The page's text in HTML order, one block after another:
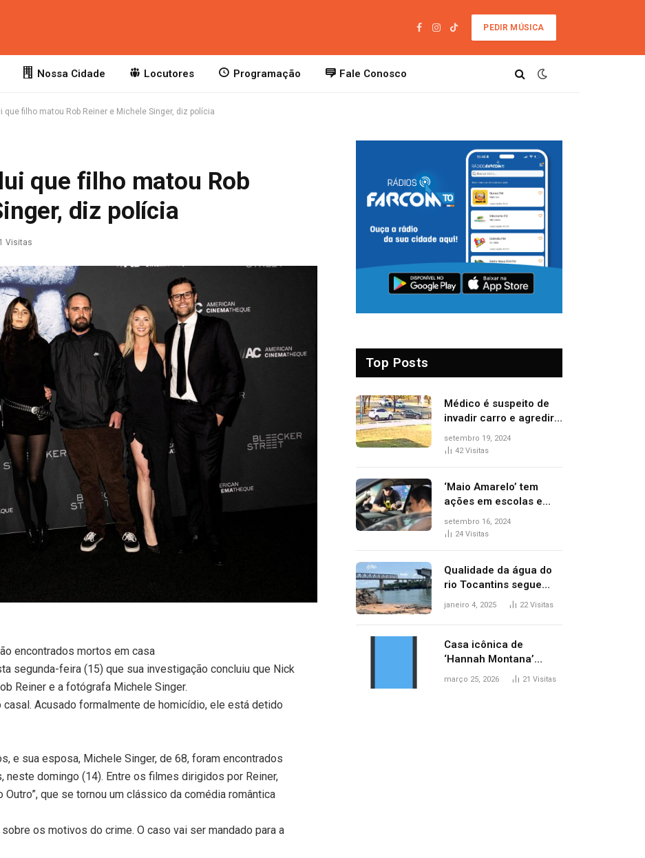
Facebook
Instagram
TikTok
PEDIR MÚSICA
Nossa Cidade Locutores Programação Fale Conosco
que filho matou Rob Reiner e Michele Singer, diz polícia
que filho matou Rob
diz polícia
1 Visitas
encontrados mortos em casa
segunda-feira (15) que sua investigação concluiu que Nick
Reiner e a fotógrafa Michele Singer.
Acusado formalmente de homicídio, ele está detido
e sua esposa, Michele Singer, de 68, foram encontrados
neste domingo (14). Entre os filmes dirigidos por Reiner,
Outro”, que se tornou um clássico da comédia romântica
os motivos do crime. O caso vai ser mandado para a
Top Posts
Médico é suspeito de
invadir carro e agredir
delegado aposentado
durante confusão no
setembro 19, 2024
42Visitas
‘Maio Amarelo’ tem
ações em escolas e
ruas para prevenir
acidentes no trânsito
setembro 16, 2024
24 Visitas
Qualidade da água do
rio Tocantins segue
sem indicar alterações
afirma ANA
janeiro 4, 2025 22Visitas
Casa icônica de
‘Hannah Montana’
poderá ser alugada por
março 25, 2026 21 Visitas